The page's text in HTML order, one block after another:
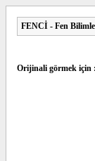
FENCİ - Fen
Orijinali görmek için :